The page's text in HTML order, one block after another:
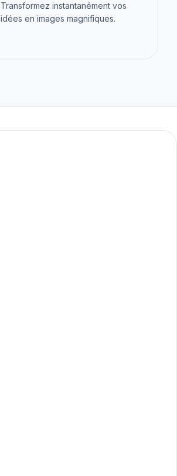
Transformez instantanément vos
idées en images magnifiques.